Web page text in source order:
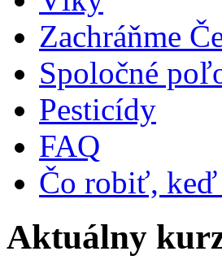
Zachráňme
Spoločné
Pesticídy
FAQ
Čo robiť, keď
Aktuálny